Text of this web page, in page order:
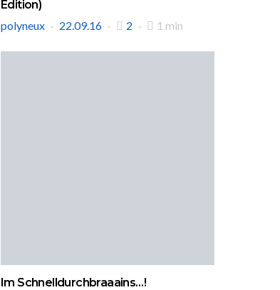
Edition)
polyneux
22.09.16 2 1 min
Im Schnelldurchbraaains…!